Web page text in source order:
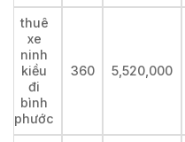
thuê
xe
ninh
kiều
đi
bình
phước
360 5,520,000